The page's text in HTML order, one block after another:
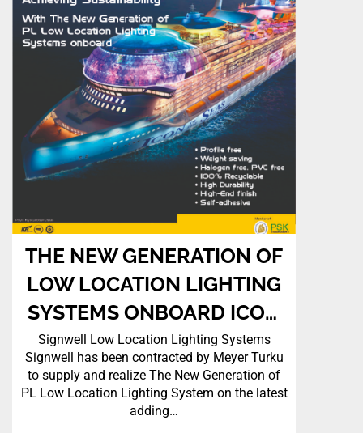
THE NEW GENERATION OF
LOW LOCATION LIGHTING
SYSTEMS ONBOARD ICON
OF THE SEAS
Signwell Low Location Lighting Systems
Signwell has been contracted by Meyer Turku
to supply and realize The New Generation of
PL Low Location Lighting System on the latest
adding…